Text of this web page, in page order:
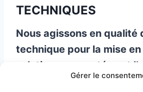
Gérer le
TECHNIQUES
Nous agissons en qualité
technique pour la mise
solutions concertées et
techniques à but